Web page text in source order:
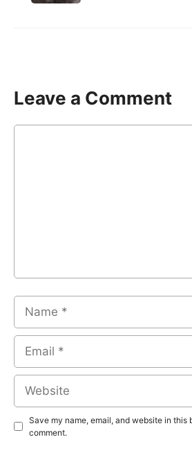
Leave a Comment
Comment
Name
Email
Website
Save my name, email, and website in this
comment.